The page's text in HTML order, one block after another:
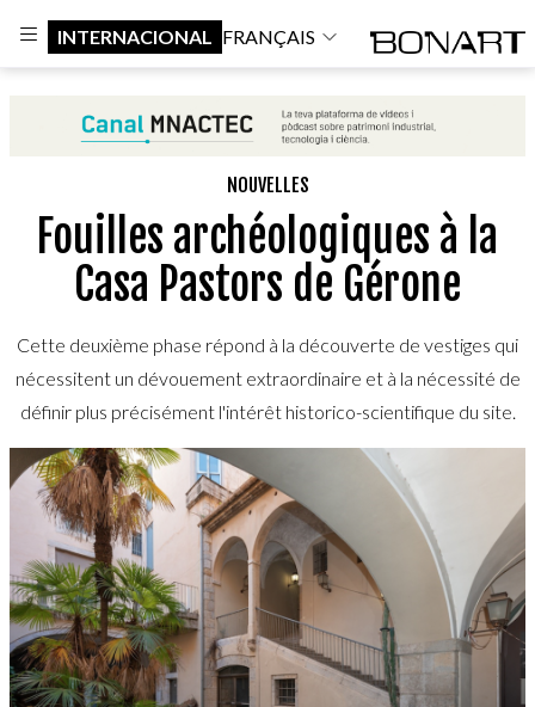
INTERNACIONAL FRANÇAIS
NOUVELLES
Fouilles archéologiques à la
Casa Pastors de Gérone
Cette deuxième phase répond à la découverte de vestiges qui
nécessitent un dévouement extraordinaire et à la nécessité de
définir plus précisément l'intérêt historico-scientifique du site.